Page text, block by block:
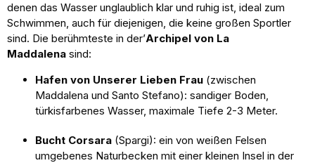
denen das Wasser unglaublich klar und ruhig ist, ideal zum
Schwimmen, auch für diejenigen, die keine großen Sportler
sind. Die berühmteste in der’Archipel von La
Maddalena sind:
Hafen von Unserer Lieben Frau (zwischen
Maddalena und Santo Stefano): sandiger Boden,
türkisfarbenes Wasser, maximale Tiefe 2-3 Meter.
Bucht Corsara (Spargi): ein von weißen Felsen
umgebenes Naturbecken mit einer kleinen Insel in der